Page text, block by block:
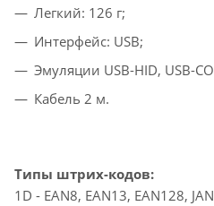
Легкий: 126 г;
Интерфейс: USB;
Эмуляции USB-HID, USB-
Кабель 2 м.
Типы штрих-кодов:
1D - EAN8, EAN13, EAN128,